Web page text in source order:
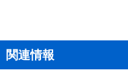
関連情報